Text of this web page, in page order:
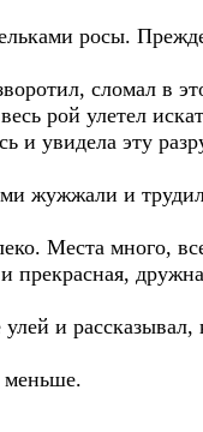
росы.
сломал в
рой улетел
увидела эту
жужжали и
Места много,
и рассказывал,
меньше.